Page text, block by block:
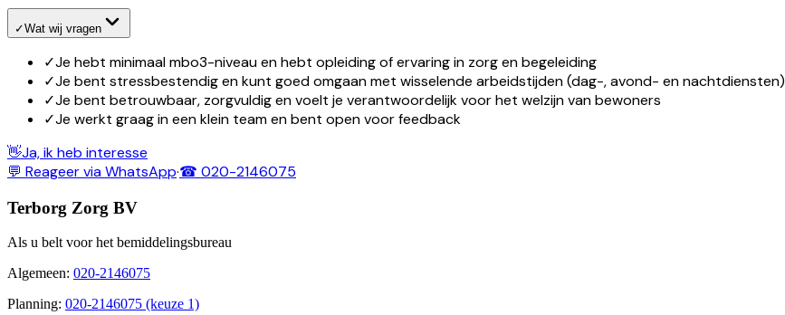
✓Wat wij vragen
✓Je hebt minimaal mbo3-niveau en hebt opleiding of ervaring in zorg en begeleiding
✓Je bent stressbestendig en kunt goed omgaan met wisselende arbeids­tijden (dag-, avond- en nachtdiensten)
✓Je bent betrouwbaar, zorgvuldig en voelt je verantwoordelijk voor het welzijn van bewoners
✓Je werkt graag in een klein team en bent open voor feedback
👋Ja, ik heb interesse
💬 Reageer via WhatsApp·☎ 020-2146075
Terborg Zorg BV
Als u belt voor het bemiddelingsbureau
Algemeen: 020-2146075
Planning: 020-2146075 (keuze 1)